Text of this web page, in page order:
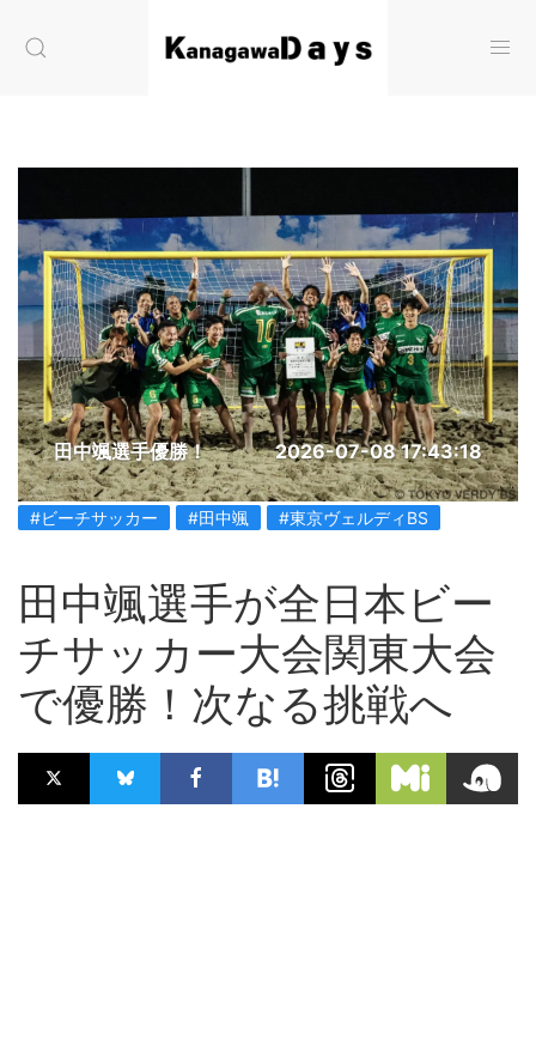
田中颯選手優勝！ 2026-07-08 17:43:18
#ビーチサッカー #田中颯 #東京ヴェルディBS
田中颯選手が全日本ビー
チサッカー大会関東大会
で優勝！次なる挑戦へ